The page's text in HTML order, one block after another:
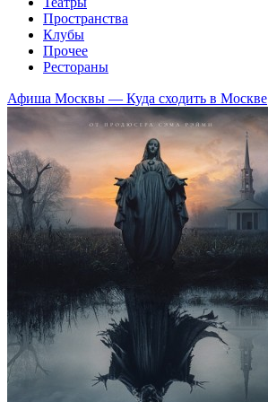
Пространства
Клубы
Прочее
Рестораны
Афиша Москвы — Куда сходить в Москве